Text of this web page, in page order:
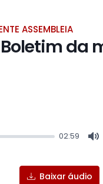
ASSEMBLEIA
da
02:59
Baixar áudio